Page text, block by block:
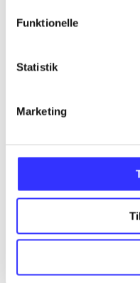
Funktionelle
Statistik
Marketing
Fandango -